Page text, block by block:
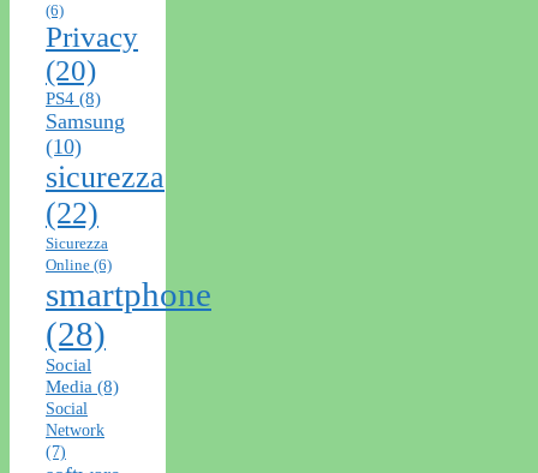
(6)
Privacy
(20)
PS4 (8)
Samsung
(10)
sicurezza
(22)
Sicurezza
Online (6)
smartphone
(28)
Social
Media (8)
Social
Network
(7)